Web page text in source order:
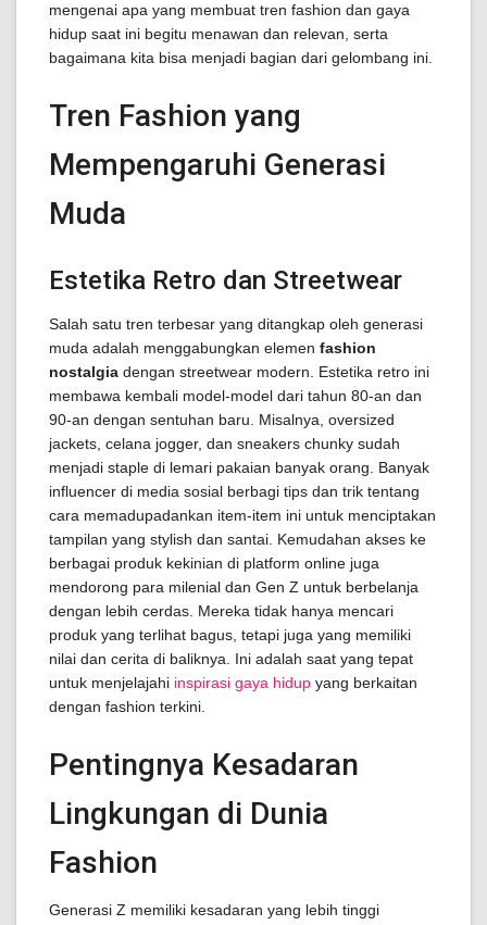
mengenai apa yang membuat tren fashion dan gaya
hidup saat ini begitu menawan dan relevan, serta
bagaimana kita bisa menjadi bagian dari gelombang ini.
Tren Fashion yang
Mempengaruhi Generasi
Muda
Estetika Retro dan Streetwear
Salah satu tren terbesar yang ditangkap oleh generasi
muda adalah menggabungkan elemen fashion
nostalgia dengan streetwear modern. Estetika retro ini
membawa kembali model-model dari tahun 80-an dan
90-an dengan sentuhan baru. Misalnya, oversized
jackets, celana jogger, dan sneakers chunky sudah
menjadi staple di lemari pakaian banyak orang. Banyak
influencer di media sosial berbagi tips dan trik tentang
cara memadupadankan item-item ini untuk menciptakan
tampilan yang stylish dan santai. Kemudahan akses ke
berbagai produk kekinian di platform online juga
mendorong para milenial dan Gen Z untuk berbelanja
dengan lebih cerdas. Mereka tidak hanya mencari
produk yang terlihat bagus, tetapi juga yang memiliki
nilai dan cerita di baliknya. Ini adalah saat yang tepat
untuk menjelajahi inspirasi gaya hidup yang berkaitan
dengan fashion terkini.
Pentingnya Kesadaran
Lingkungan di Dunia
Fashion
Generasi Z memiliki kesadaran yang lebih tinggi